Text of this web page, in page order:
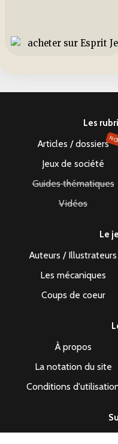
Les
Articles / dossiers
Jeux de société
Guides thématiques
Vidéos
Le
Auteurs / Illustrateurs
Les mécaniques
Coups de coeur
À propos
La notation du site
Conditions